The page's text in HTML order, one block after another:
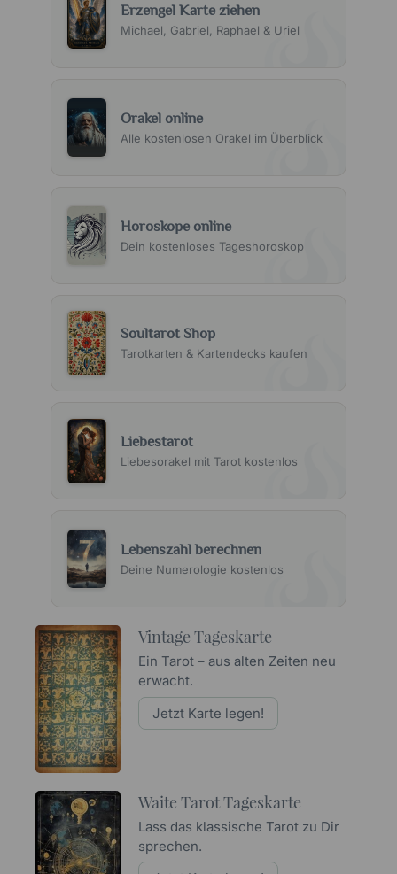
Erzengel Karte ziehen
Michael, Gabriel, Raphael & Uriel
Orakel online
Alle kostenlosen Orakel im Überblick
Horoskope online
Dein kostenloses Tageshoroskop
Soultarot Shop
Tarotkarten & Kartendecks kaufen
Liebestarot
Liebesorakel mit Tarot kostenlos
Lebenszahl berechnen
Deine Numerologie kostenlos
Vintage Tageskarte
Ein Tarot – aus alten Zeiten neu
erwacht.
Jetzt Karte legen!
Waite Tarot Tageskarte
Lass das klassische Tarot zu Dir
sprechen.